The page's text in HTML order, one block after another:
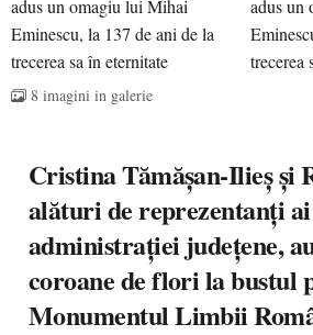
8 imagini in galerie
Cristina Tămășan-Ilieș și
alături de reprezentanți
administrației județene,
coroane de flori la bustul
Monumentul Limbii